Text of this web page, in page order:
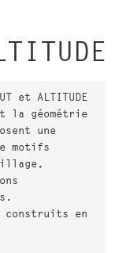
et ALTITUDE
la géométrie
une
motifs
construits en